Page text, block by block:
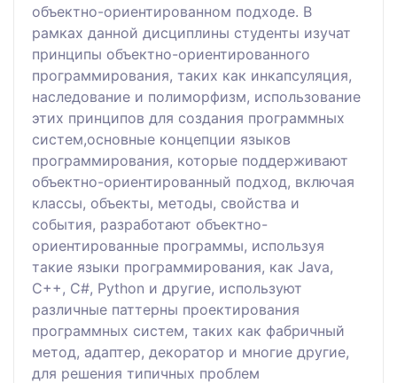
объектно-ориентированном подходе. В
рамках данной дисциплины студенты изучат
принципы объектно-ориентированного
программирования, таких как инкапсуляция,
наследование и полиморфизм, использование
этих принципов для создания программных
систем,основные концепции языков
программирования, которые поддерживают
объектно-ориентированный подход, включая
классы, объекты, методы, свойства и
события, разработают объектно-
ориентированные программы, используя
такие языки программирования, как Java,
C++, С#, Python и другие, используют
различные паттерны проектирования
программных систем, таких как фабричный
метод, адаптер, декоратор и многие другие,
для решения типичных проблем